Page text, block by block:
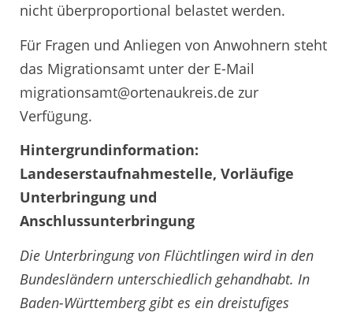
nicht überproportional belastet werden.
Für Fragen und Anliegen von Anwohnern steht
das Migrationsamt unter der E-Mail
migrationsamt@ortenaukreis.de zur
Verfügung.
Hintergrundinformation:
Landeserstaufnahmestelle, Vorläufige
Unterbringung und
Anschlussunterbringung
Die Unterbringung von Flüchtlingen wird in den
Bundesländern unterschiedlich gehandhabt. In
Baden-Württemberg gibt es ein dreistufiges